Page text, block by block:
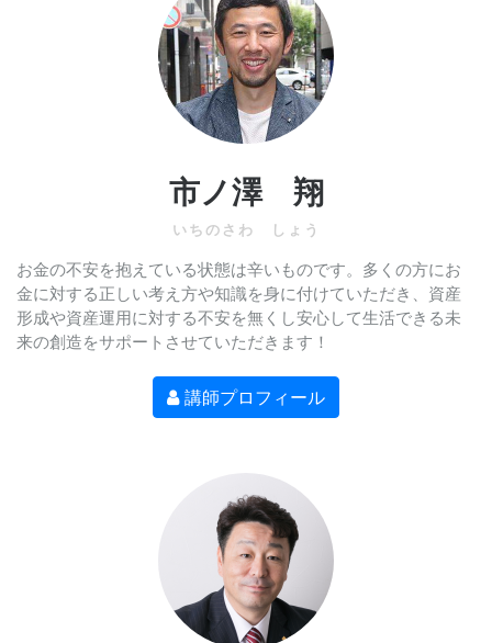
市ノ澤 翔
いちのさわ しょう
お金の不安を抱えている状態は辛いものです。多くの方にお
金に対する正しい考え方や知識を身に付けていただき、資産
形成や資産運用に対する不安を無くし安心して生活できる未
来の創造をサポートさせていただきます！
講師プロフィール